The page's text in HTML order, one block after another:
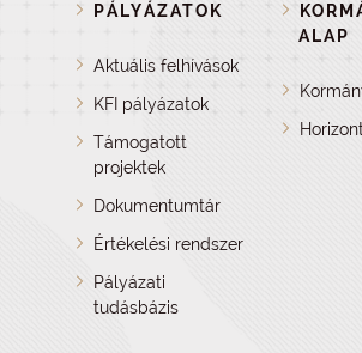
PÁLYÁZATOK
Aktuális felhívások
KFI pályázatok
Támogatott
projektek
Dokumentumtár
Értékelési rendszer
Pályázati
tudásbázis
ALAP